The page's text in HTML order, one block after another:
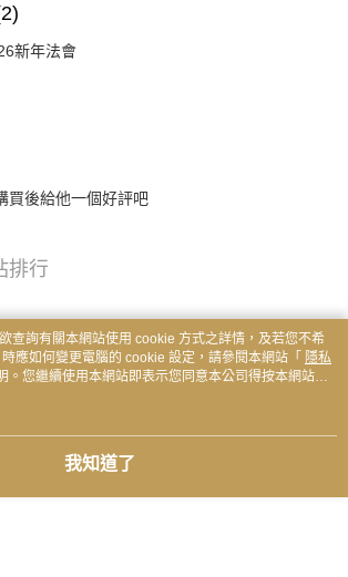
新年法會
買後給他一個好評吧
排行
查詢有關本網站使用 cookie 方式之詳情，及若您不希
應如何變更電腦的 cookie 設定，請參閱本網站「 隱私
。您繼續使用本網站即表示您同意本公司得按本網站使
cookie。
我知道了